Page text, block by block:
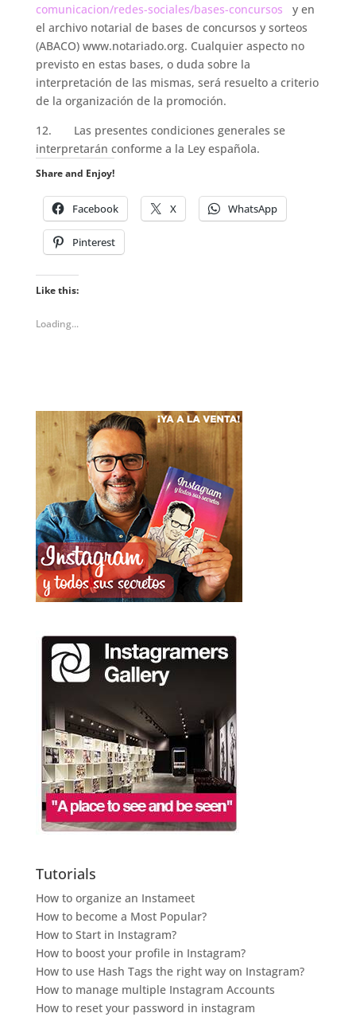
comunicacion/redes-sociales/bases-concursos y en
el archivo notarial de bases de concursos y sorteos
(ABACO) www.notariado.org. Cualquier aspecto no
previsto en estas bases, o duda sobre la
interpretación de las mismas, será resuelto a criterio
de la organización de la promoción.
12. Las presentes condiciones generales se
interpretarán conforme a la Ley española.
Share and Enjoy!
Facebook X WhatsApp
Pinterest
Like this:
Loading...
Tutorials
How to organize an Instameet
How to become a Most Popular?
How to Start in Instagram?
How to boost your profile in Instagram?
How to use Hash Tags the right way on Instagram?
How to manage multiple Instagram Accounts
How to reset your password in instagram